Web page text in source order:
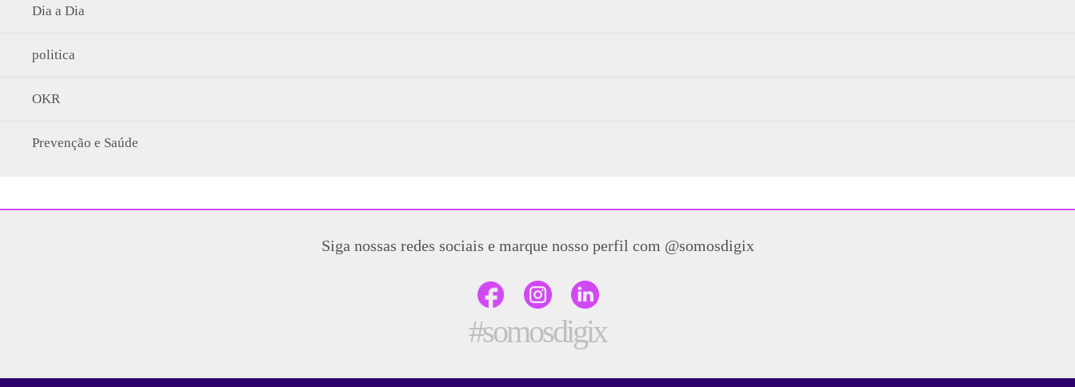
Dia a Dia
politica
OKR
Prevenção e Saúde
Siga nossas redes sociais e marque nosso perfil com @somosdigix
#somosdigix